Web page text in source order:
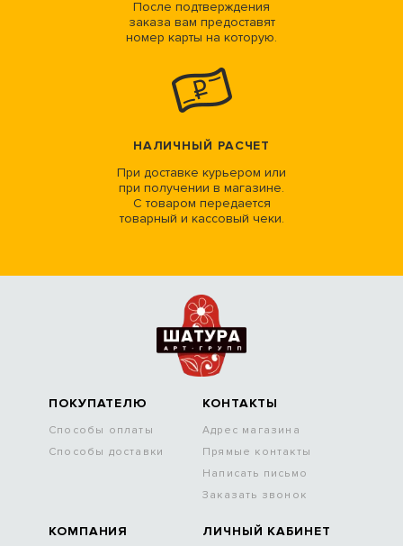
После подтверждения
заказа вам предоставят
номер карты на которую.
НАЛИЧНЫЙ РАСЧЕТ
При доставке курьером или
при получении в магазине.
С товаром передается
товарный и кассовый чеки.
ПОКУПАТЕЛЮ
Способы оплаты
Способы доставки
КОНТАКТЫ
Адрес магазина
Прямые контакты
Написать письмо
Заказать звонок
КОМПАНИЯ ЛИЧНЫЙ КАБИНЕТ